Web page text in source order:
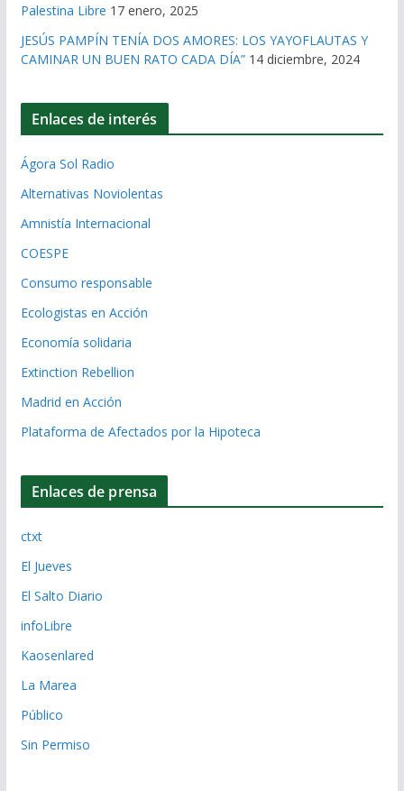
Palestina Libre 17 enero, 2025
JESÚS PAMPÍN TENÍA DOS AMORES: LOS YAYOFLAUTAS Y
CAMINAR UN BUEN RATO CADA DÍA” 14 diciembre, 2024
Enlaces de interés
Ágora Sol Radio
Alternativas Noviolentas
Amnistía Internacional
COESPE
Consumo responsable
Ecologistas en Acción
Economía solidaria
Extinction Rebellion
Madrid en Acción
Plataforma de Afectados por la Hipoteca
Enlaces de prensa
ctxt
El Jueves
El Salto Diario
infoLibre
Kaosenlared
La Marea
Público
Sin Permiso